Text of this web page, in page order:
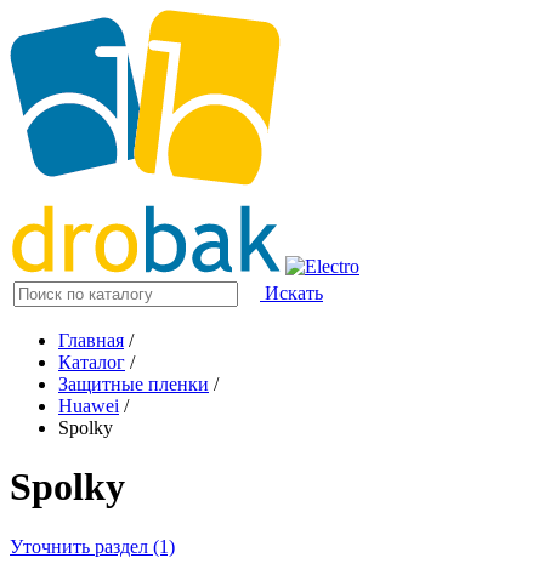
Искать
Главная /
Каталог /
Защитные пленки /
Huawei /
Spolky
Spolky
Уточнить раздел (1)